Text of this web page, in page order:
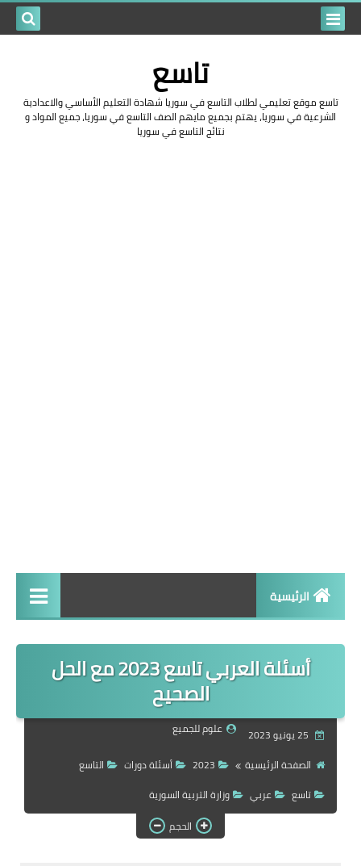
تاسع
تاسع موقع تعليمي لطلاب التاسع في سوريا شهادة التعليم الأساسي والاعدادية
الشرعية في سوريا، يهتم بجميع مايهم الصف التاسع في سوريا، جميع المواد و
نتائج التاسع في سوريا
الرئيسية
أسئلة العربي تاسع 2023 مع الحل
الصحيح
علوم للجميع
الصفحة الرئيسية
2023 أسئلة دورات
التاسع
تاسع
عربي
وزارة التربية السورية
الحجم